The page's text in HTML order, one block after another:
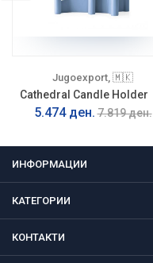
Jugoexport, 🇲🇰
Cathedral Candle Holder
5.474 ден. 7.819 ден.
ИНФОРМАЦИИ
КАТЕГОРИИ
КОНТАКТИ